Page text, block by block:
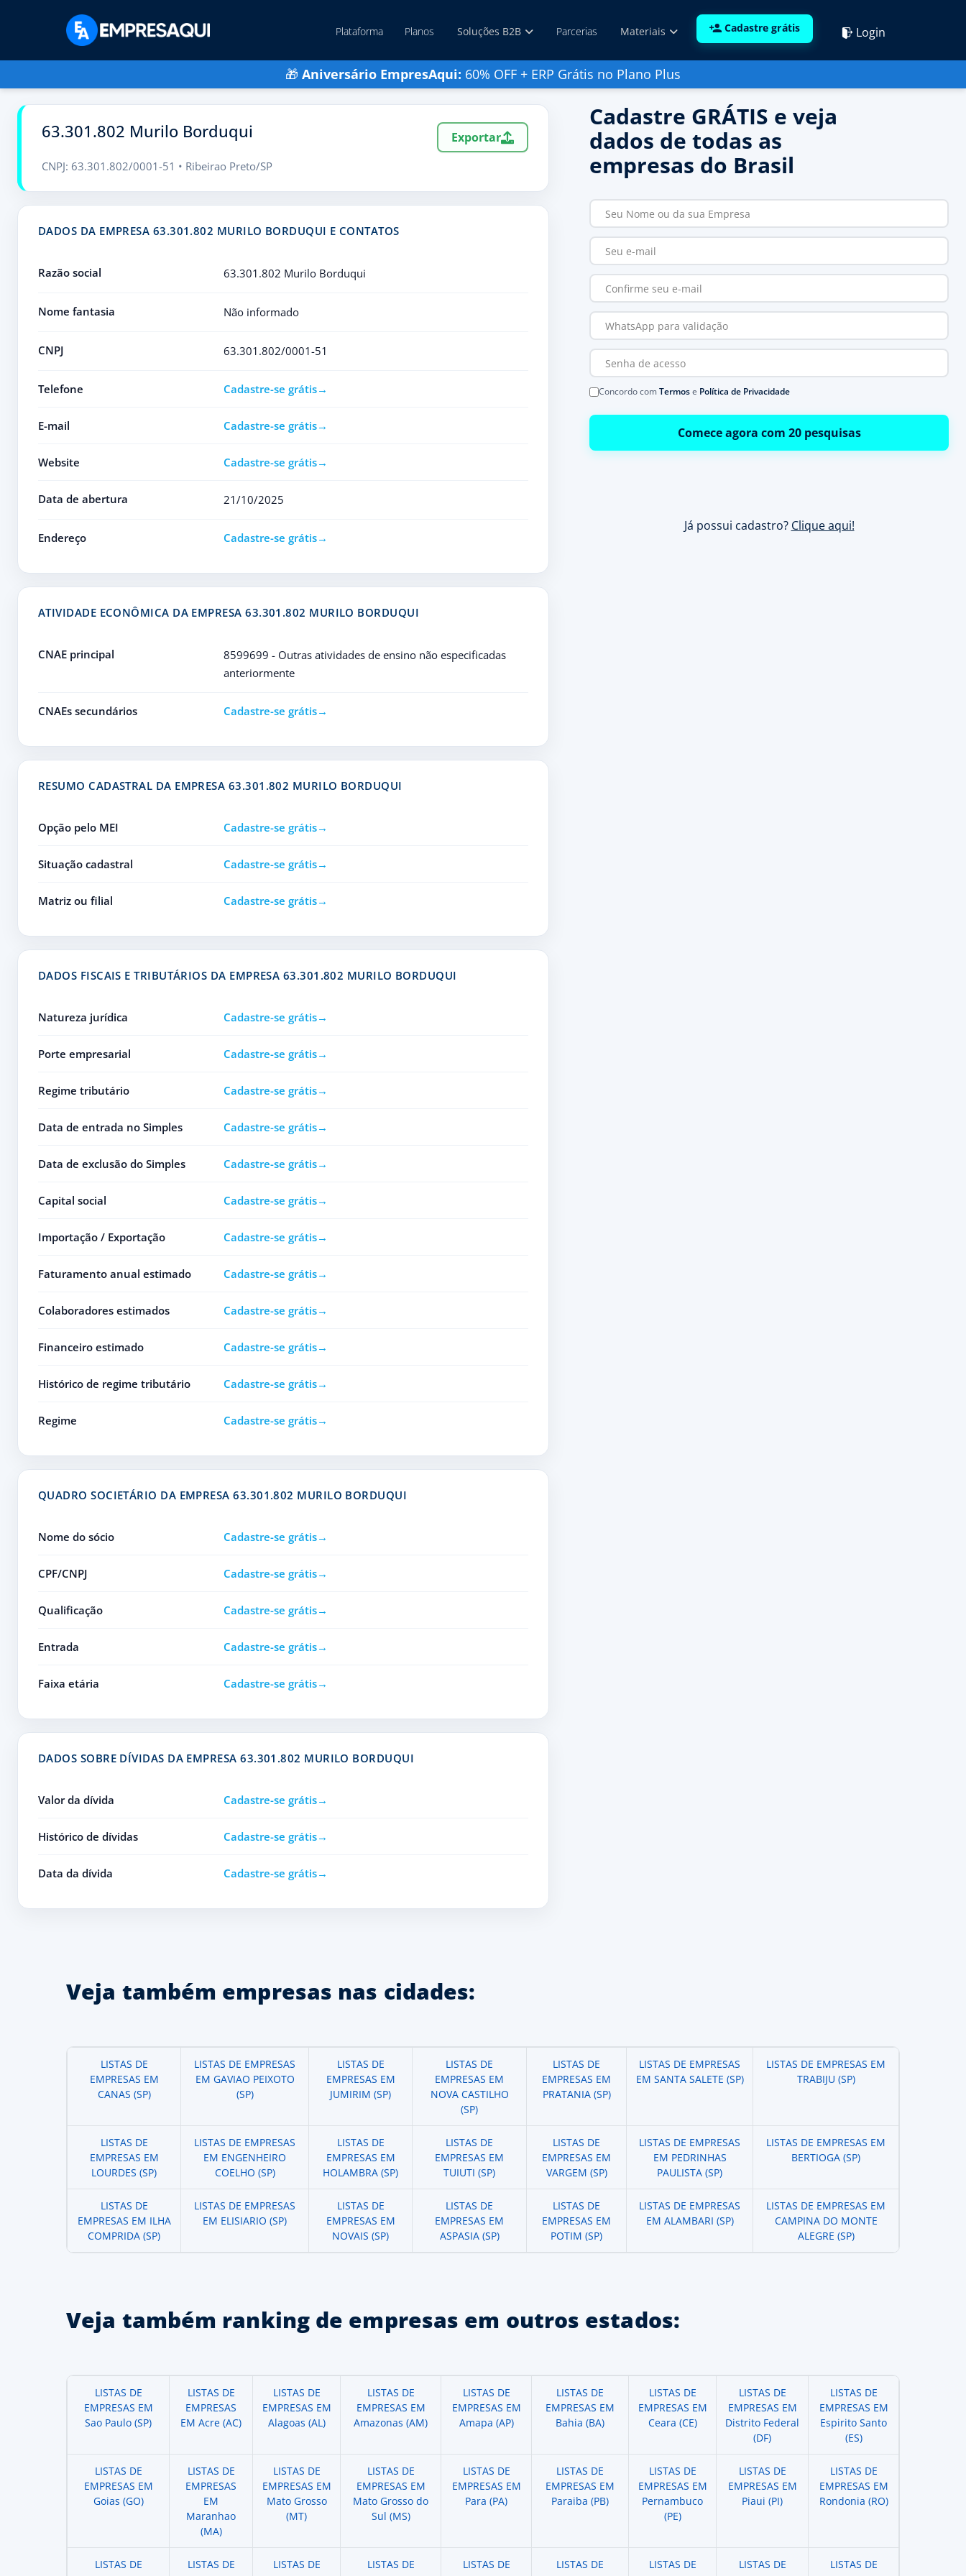
Plataforma Planos Soluções B2B Parcerias Materiais Cadastre grátis Login
🎁 Aniversário EmpresAqui: 60% OFF + ERP Grátis no Plano Plus
63.301.802 Murilo Borduqui Exportar
CNPJ: 63.301.802/0001-51 • Ribeirao Preto/SP
DADOS DA EMPRESA 63.301.802 MURILO BORDUQUI E CONTATOS
Razão social 63.301.802 Murilo Borduqui
Nome fantasia Não informado
CNPJ 63.301.802/0001-51
Telefone Cadastre-se grátis
E-mail Cadastre-se grátis
Website Cadastre-se grátis
Data de abertura 21/10/2025
Endereço Cadastre-se grátis
ATIVIDADE ECONÔMICA DA EMPRESA 63.301.802 MURILO BORDUQUI
CNAE principal
8599699 - Outras atividades de ensino não especificadas
anteriormente
CNAEs secundários Cadastre-se grátis
RESUMO CADASTRAL DA EMPRESA 63.301.802 MURILO BORDUQUI
Opção pelo MEI Cadastre-se grátis
Situação cadastral Cadastre-se grátis
Matriz ou filial Cadastre-se grátis
DADOS FISCAIS E TRIBUTÁRIOS DA EMPRESA 63.301.802 MURILO BORDUQUI
Natureza jurídica Cadastre-se grátis
Porte empresarial Cadastre-se grátis
Regime tributário Cadastre-se grátis
Data de entrada no Simples Cadastre-se grátis
Data de exclusão do Simples Cadastre-se grátis
Capital social Cadastre-se grátis
Importação / Exportação Cadastre-se grátis
Faturamento anual estimado Cadastre-se grátis
Colaboradores estimados Cadastre-se grátis
Financeiro estimado Cadastre-se grátis
Histórico de regime tributário Cadastre-se grátis
Regime Cadastre-se grátis
QUADRO SOCIETÁRIO DA EMPRESA 63.301.802 MURILO BORDUQUI
Nome do sócio Cadastre-se grátis
CPF/CNPJ Cadastre-se grátis
Qualificação Cadastre-se grátis
Entrada Cadastre-se grátis
Faixa etária Cadastre-se grátis
DADOS SOBRE DÍVIDAS DA EMPRESA 63.301.802 MURILO BORDUQUI
Valor da dívida Cadastre-se grátis
Histórico de dívidas Cadastre-se grátis
Data da dívida Cadastre-se grátis
Cadastre GRÁTIS e veja
dados de todas as
empresas do Brasil
Concordo comTermose Política de Privacidade
Comece agora com 20 pesquisas
Já possui cadastro? Clique aqui!
Veja também empresas nas cidades:
LISTAS DE
EMPRESAS EM
CANAS (SP)
LISTAS DE EMPRESAS
EM GAVIAO PEIXOTO
(SP)
LISTAS DE
EMPRESAS EM
JUMIRIM (SP)
LISTAS DE
EMPRESAS EM
NOVA CASTILHO
(SP)
LISTAS DE
EMPRESAS EM
PRATANIA (SP)
LISTAS DE EMPRESAS
EM SANTA SALETE (SP)
LISTAS DE EMPRESAS EM
TRABIJU (SP)
LISTAS DE
EMPRESAS EM
LOURDES (SP)
LISTAS DE EMPRESAS
EM ENGENHEIRO
COELHO (SP)
LISTAS DE
EMPRESAS EM
HOLAMBRA (SP)
LISTAS DE
EMPRESAS EM
TUIUTI (SP)
LISTAS DE
EMPRESAS EM
VARGEM (SP)
LISTAS DE EMPRESAS
EM PEDRINHAS
PAULISTA (SP)
LISTAS DE EMPRESAS EM
BERTIOGA (SP)
LISTAS DE
EMPRESAS EM ILHA
COMPRIDA (SP)
LISTAS DE EMPRESAS
EM ELISIARIO (SP)
LISTAS DE
EMPRESAS EM
NOVAIS (SP)
LISTAS DE
EMPRESAS EM
ASPASIA (SP)
LISTAS DE
EMPRESAS EM
POTIM (SP)
LISTAS DE EMPRESAS
EM ALAMBARI (SP)
LISTAS DE EMPRESAS EM
CAMPINA DO MONTE
ALEGRE (SP)
Veja também ranking de empresas em outros estados:
LISTAS DE
EMPRESAS EM
Sao Paulo (SP)
LISTAS DE
EMPRESAS
EM Acre (AC)
LISTAS DE
EMPRESAS EM
Alagoas (AL)
LISTAS DE
EMPRESAS EM
Amazonas (AM)
LISTAS DE
EMPRESAS EM
Amapa (AP)
LISTAS DE
EMPRESAS EM
Bahia (BA)
LISTAS DE
EMPRESAS EM
Ceara (CE)
LISTAS DE
EMPRESAS EM
Distrito Federal
(DF)
LISTAS DE
EMPRESAS EM
Espirito Santo
(ES)
LISTAS DE
EMPRESAS EM
Goias (GO)
LISTAS DE
EMPRESAS
EM
Maranhao
(MA)
LISTAS DE
EMPRESAS EM
Mato Grosso
(MT)
LISTAS DE
EMPRESAS EM
Mato Grosso do
Sul (MS)
LISTAS DE
EMPRESAS EM
Para (PA)
LISTAS DE
EMPRESAS EM
Paraiba (PB)
LISTAS DE
EMPRESAS EM
Pernambuco
(PE)
LISTAS DE
EMPRESAS EM
Piaui (PI)
LISTAS DE
EMPRESAS EM
Rondonia (RO)
LISTAS DE
LISTAS DE
LISTAS DE
LISTAS DE
LISTAS DE
LISTAS DE
LISTAS DE
LISTAS DE
LISTAS DE